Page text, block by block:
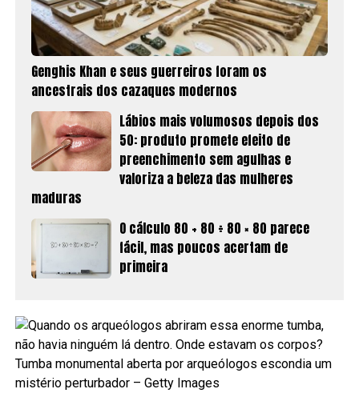
Genghis Khan e seus guerreiros foram os
ancestrais dos cazaques modernos
Lábios mais volumosos depois dos
50: produto promete efeito de
preenchimento sem agulhas e
valoriza a beleza das mulheres
maduras
O cálculo 80 + 80 ÷ 80 × 80 parece
fácil, mas poucos acertam de
primeira
Tumba monumental aberta por arqueólogos escondia um
mistério perturbador – Getty Images